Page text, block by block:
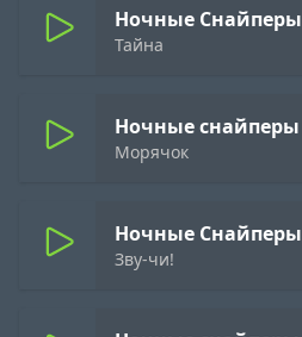
Ночные Снайперы
Тайна
Ночные снайперы
Морячок
Ночные Снайперы
Зву-чи!